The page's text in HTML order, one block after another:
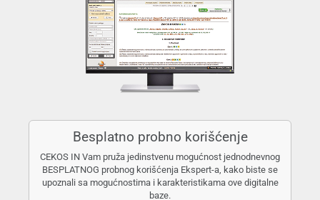
Besplatno probno korišćenje
CEKOS IN Vam pruža jedinstvenu mogućnost jednodnevnog
BESPLATNOG probnog korišćenja Ekspert-a, kako biste se
upoznali sa mogućnostima i karakteristikama ove digitalne
baze.